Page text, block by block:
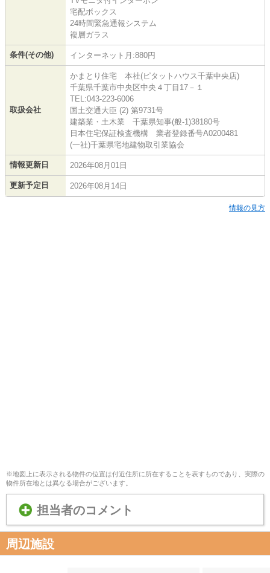
宅配ボックス
24時間緊急通報システム
複層ガラス
条件(その他) インターネット月:880円
取扱会社
かまとり住宅 本社(ピタットハウス千葉中央店)
千葉県千葉市中央区中央４丁目17－１
TEL:043-223-6006
国土交通大臣 (2) 第9731号
建築業・土木業 千葉県知事(般-1)38180号
日本住宅保証検査機構 業者登録番号A0200481
(一社)千葉県宅地建物取引業協会
情報更新日 2026年08月01日
更新予定日 2026年08月14日
情報の見方
※地図上に表示される物件の位置は付近住所に所在することを表すものであり、実際の
物件所在地とは異なる場合がございます。
担当者のコメント
周辺施設